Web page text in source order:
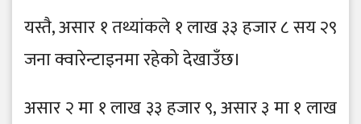
यस्तै, असार १ तथ्यांकले १ लाख ३३ हजार ८ सय २९
जना क्वारेन्टाइनमा रहेको देखाउँछ।
असार २ मा १ लाख ३३ हजार ९, असार ३ मा १ लाख